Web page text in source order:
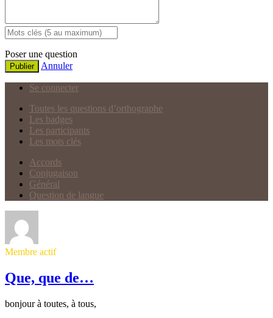
Poser une question
Publier Annuler
Se connecter
Toutes les questions d’orthographe
Les badges
Les participants
Les mots clés
Accords
Conjugaison
Général
Question de langue
Membre actif
Que, que de…
bonjour à toutes, à tous,